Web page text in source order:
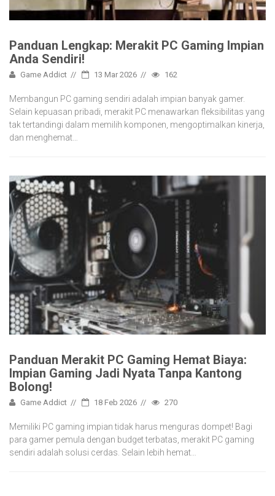
Panduan Lengkap: Merakit PC Gaming Impian
Anda Sendiri!
Game Addict 13 Mar 2026 162
Membangun PC gaming sendiri adalah impian banyak gamer.
Selain kepuasan pribadi, merakit PC menawarkan fleksibilitas yang
tak tertandingi dalam memilih komponen, mengoptimalkan kinerja,
dan menghemat…
Panduan Merakit PC Gaming Hemat Biaya:
Impian Gaming Jadi Nyata Tanpa Kantong
Bolong!
Game Addict 18 Feb 2026 270
Memiliki PC gaming impian tidak harus menguras dompet! Bagi
para gamer pemula dengan budget terbatas, merakit PC gaming
sendiri adalah solusi cerdas. Selain lebih hemat…